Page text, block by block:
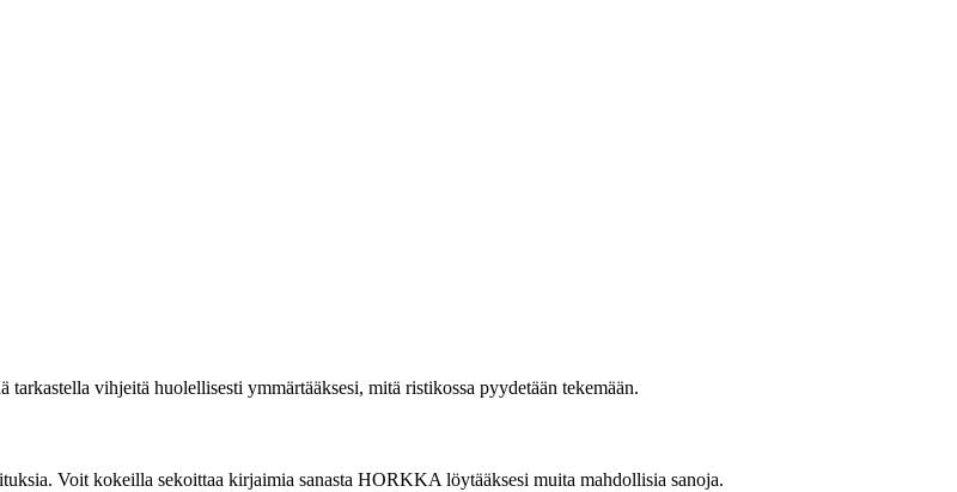
vihjeitä huolellisesti ymmärtääksesi, mitä ristikossa pyydetään tekemään.
Voit kokeilla sekoittaa kirjaimia sanasta HORKKA löytääksesi muita mahdollisia sanoja.